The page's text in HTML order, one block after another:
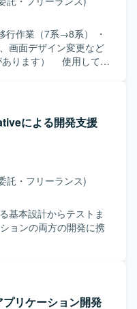
作業（7系→8系） ・
画面デザイン変更など
あります） 使用してい
による開発支援
託・フリーランス)
基本設計からテストま
ョンの両方の開発に携
プリケーション開発